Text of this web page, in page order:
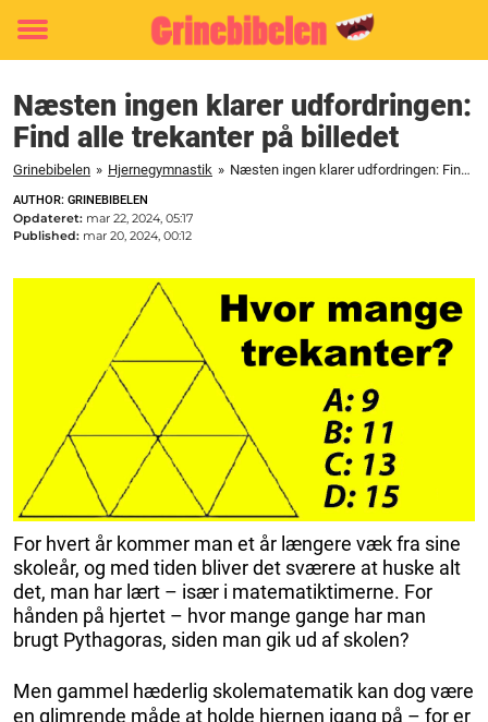
Toggle
Næsten ingen klarer udfordringen:
Find alle trekanter på billedet
Grinebibelen » Hjernegymnastik » Næsten ingen klarer udfordringen: Find alle trekanter på billedet
AUTHOR: GRINEBIBELEN
Opdateret: mar 22, 2024, 05:17
Published: mar 20, 2024, 00:12
For hvert år kommer man et år længere væk fra sine
skoleår, og med tiden bliver det sværere at huske alt
det, man har lært – især i matematiktimerne. For
hånden på hjertet – hvor mange gange har man
brugt Pythagoras, siden man gik ud af skolen?
Men gammel hæderlig skolematematik kan dog være
en glimrende måde at holde hjernen igang på – for er